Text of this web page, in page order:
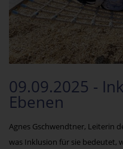
09.09.2025 -
Ebenen
Agnes Gschwendtner, Leiterin
was Inklusion für sie bedeutet,